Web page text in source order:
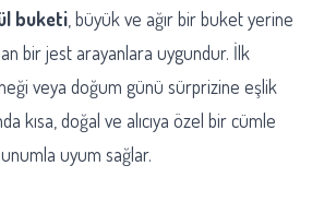
buketi , büyük ve ağır bir buket yerine
bir jest arayanlara uygundur. İlk
veya doğum günü sürprizine eşlik
kısa, doğal ve alıcıya özel bir cümle
uyum sağlar.